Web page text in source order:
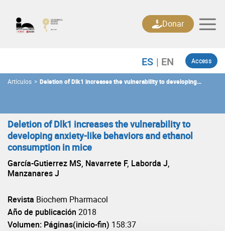
content
Access
Donar
Artículos > Deletion of Dlk1 increases the vulnerability to developing
Deletion of Dlk1 increases the vulnerability to
developing anxiety-like behaviors and ethanol
consumption in mice
García-Gutierrez MS, Navarrete F, Laborda J,
Manzanares J
Revista Biochem Pharmacol
Año de publicación 2018
Volumen: Páginas(inicio-fin) 158:37